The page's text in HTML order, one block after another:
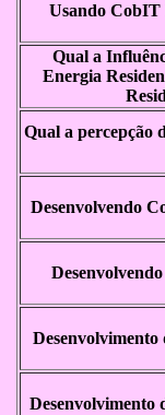
Usando CobIT
Qual a
Energia
Qual a percepção
Desenvolvendo
Desenvolvimento
Desenvolvimento